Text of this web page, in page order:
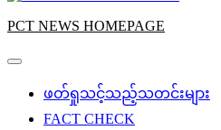
PCT NEWS HOMEPAGE
ဖတ်ရှုသင့်သည့်သတင်းများ
FACT CHECK